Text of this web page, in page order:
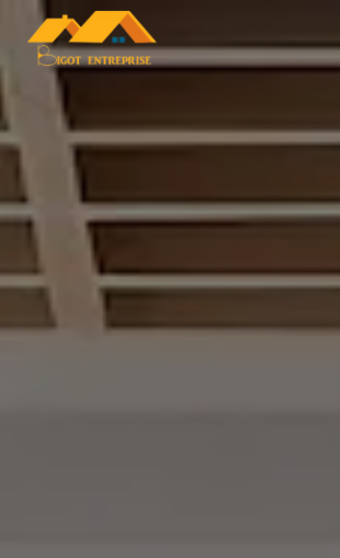
Panneau de gestion des cookies